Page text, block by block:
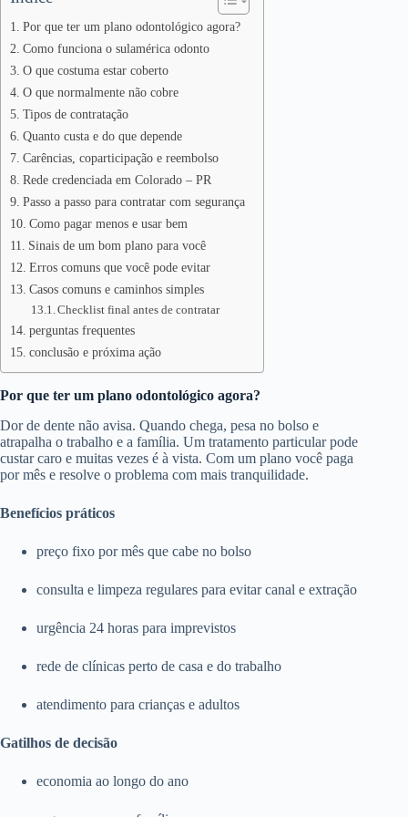
Por que ter um plano odontológico agora?
Como funciona o sulamérica odonto
O que costuma estar coberto
O que normalmente não cobre
Tipos de contratação
Quanto custa e do que depende
Carências, coparticipação e reembolso
Rede credenciada em Colorado – PR
Passo a passo para contratar com segurança
Como pagar menos e usar bem
Sinais de um bom plano para você
Erros comuns que você pode evitar
Casos comuns e caminhos simples
Checklist final antes de contratar
perguntas frequentes
conclusão e próxima ação
Por que ter um plano odontológico agora?
Dor de dente não avisa. Quando chega, pesa no bolso e
atrapalha o trabalho e a família. Um tratamento particular pode
custar caro e muitas vezes é à vista. Com um plano você paga
por mês e resolve o problema com mais tranquilidade.
Benefícios práticos
preço fixo por mês que cabe no bolso
consulta e limpeza regulares para evitar canal e extração
urgência 24 horas para imprevistos
rede de clínicas perto de casa e do trabalho
atendimento para crianças e adultos
Gatilhos de decisão
economia ao longo do ano